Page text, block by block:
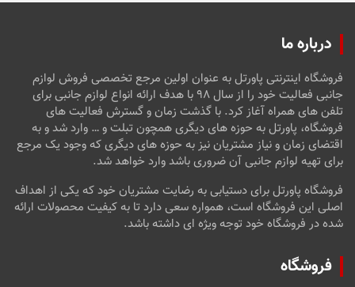
درباره ما
فروشگاه اینترنتی پاورتل به عنوان اولین مرجع تخصصی فروش لوازم
جانبی فعالیت خود را از سال ۹۸ با هدف ارائه انواع لوازم جانبی برای
تلفن های همراه آغاز کرد. با گذشت زمان و گسترش فعالیت های
فروشگاه، پاورتل به حوزه های دیگری همچون تبلت و … وارد شد و به
اقتضای زمان و نیاز مشتریان نیز به حوزه های دیگری که وجود یک مرجع
برای تهیه لوازم جانبی آن ضروری باشد وارد خواهد شد.
فروشگاه پاورتل برای دستیابی به رضایت مشتریان خود که یکی از اهداف
اصلی این فروشگاه است، همواره سعی دارد تا به کیفیت محصولات ارائه
شده در فروشگاه خود توجه ویژه ای داشته باشد.
فروشگاه